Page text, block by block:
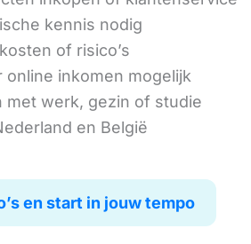
kennis nodig
of risico’s
online inkomen mogelijk
met werk, gezin of studie
en België
en start in jouw tempo